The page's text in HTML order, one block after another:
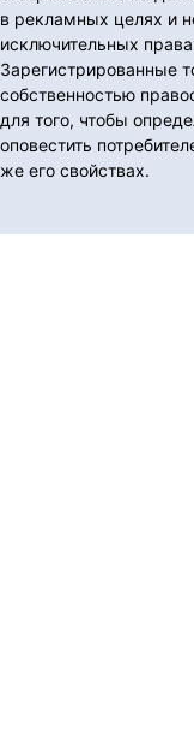
в рекламных целях и
исключительных
Зарегистрированные
собственностью
для того, чтобы
оповестить
же его свойствах.